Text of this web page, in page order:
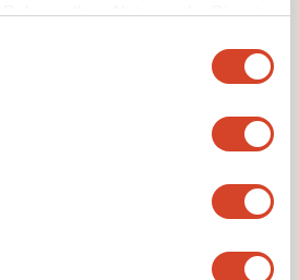
Ihrer Nutzung der Dienste